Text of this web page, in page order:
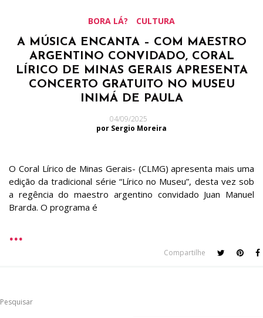
BORA LÁ? CULTURA
A MÚSICA ENCANTA – COM MAESTRO
ARGENTINO CONVIDADO, CORAL
LÍRICO DE MINAS GERAIS APRESENTA
CONCERTO GRATUITO NO MUSEU
INIMÁ DE PAULA
04/09/2025
por Sergio Moreira
O Coral Lírico de Minas Gerais- (CLMG) apresenta mais uma
edição da tradicional série “Lírico no Museu”, desta vez sob
a regência do maestro argentino convidado Juan Manuel
Brarda. O programa é
Compartilhe
Pesquisar